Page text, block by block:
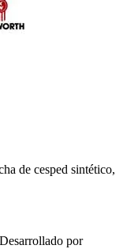
de cesped sintético,
por